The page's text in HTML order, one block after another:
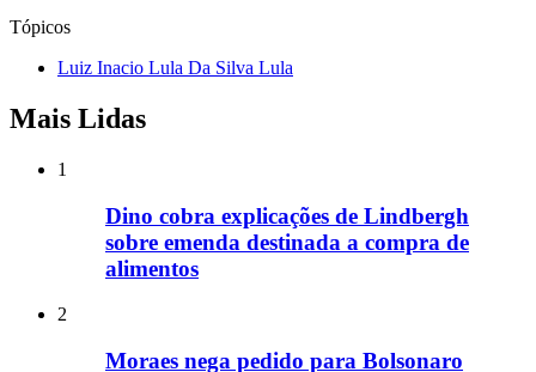
Tópicos
Luiz Inacio Lula Da Silva Lula
Mais Lidas
1
Dino cobra explicações de Lindbergh
sobre emenda destinada a compra de
alimentos
2
Moraes nega pedido para Bolsonaro